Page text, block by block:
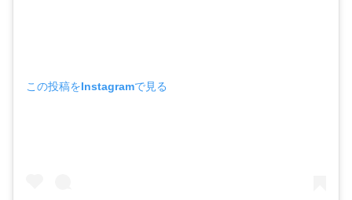
この投稿をInstagramで見る